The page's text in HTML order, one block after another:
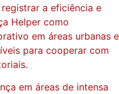
a eficiência e
Helper como
em áreas urbanas e
para cooperar com
em áreas de intensa